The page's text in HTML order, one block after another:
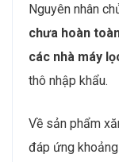
Nguyên nhân
chưa hoàn
các nhà máy
thô nhập khẩu.
Về sản phẩm
đáp ứng khoảng